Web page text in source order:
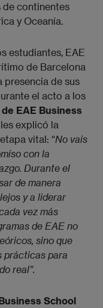
de continentes
y Oceanía.
estudiantes, EAE
de Barcelona
presencia de sus
el acto a los
EAE Business
les explicó la
vital: “No vais
con la
Durante el
de manera
y a liderar
vez más
de EAE no
sino que
prácticas para
real”.
School